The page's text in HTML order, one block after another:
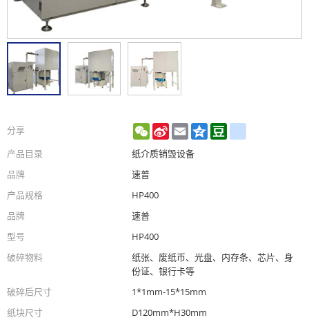
分享 WeChat
Sina
Weibo
Email Qzone
产品目录
纸介质销毁设备
品牌
速普
产品规格
HP400
品牌
速普
型号
HP400
破碎物料
纸张、废纸币、光盘、内存条、芯片、身
份证、银行卡等
破碎后尺寸
1*1mm-15*15mm
纸块尺寸
D120mm*H30mm